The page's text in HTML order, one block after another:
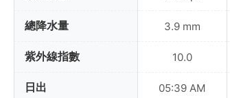
總降水量
紫外線指數
日出
3.9 mm
10.0
05:39 AM